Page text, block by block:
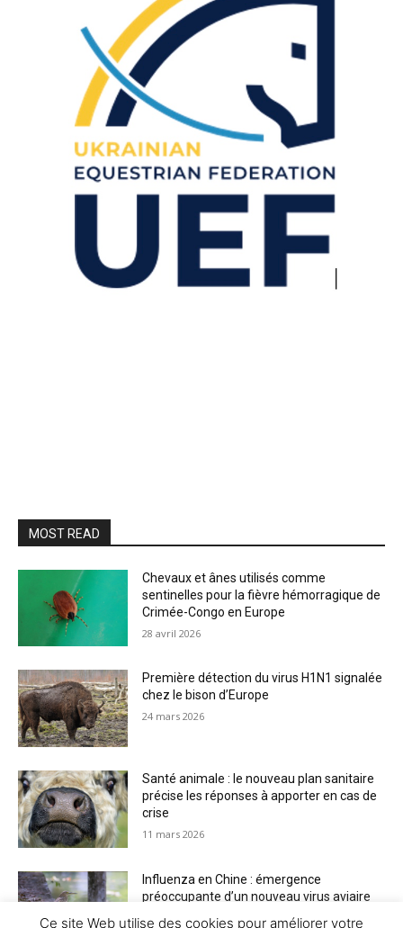
MOST READ
Chevaux et ânes utilisés comme
sentinelles pour la fièvre hémorragique de
Crimée-Congo en Europe
28 avril 2026
Première détection du virus H1N1 signalée
chez le bison d’Europe
24 mars 2026
Santé animale : le nouveau plan sanitaire
précise les réponses à apporter en cas de
crise
11 mars 2026
Influenza en Chine : émergence
préoccupante d’un nouveau virus aviaire
Ce site Web utilise des cookies pour améliorer votre